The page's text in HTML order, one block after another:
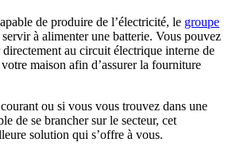
de produire de l’électricité, le groupe
à alimenter une batterie. Vous pouvez
au circuit électrique interne de
maison afin d’assurer la fourniture
ou si vous vous trouvez dans une
de se brancher sur le secteur, cet
solution qui s’offre à vous.